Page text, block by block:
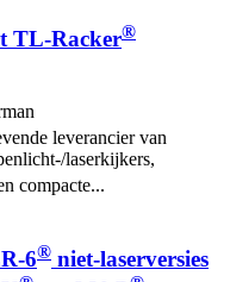
TL-Racker®
leverancier van
laserkijkers,
compacte...
6® niet-laserversies